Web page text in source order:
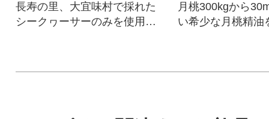
長寿の里、大宜味村で採れた
シークヮーサーのみを使用し
月桃300kgから
い希少な月桃精油